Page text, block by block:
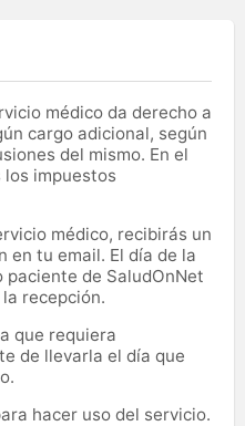
médico da derecho a
cargo adicional, según
del mismo. En el
impuestos
médico, recibirás un
en tu email. El día de la
de SaludOnNet
recepción.
que requiera
de llevarla el día que
hacer uso del servicio.